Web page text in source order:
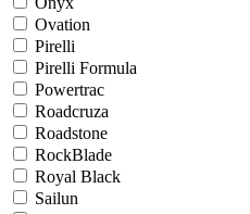
Ovation
Pirelli
Pirelli Formula
Powertrac
Roadcruza
Roadstone
RockBlade
Royal Black
Sailun